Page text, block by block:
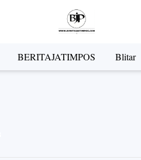
BERITAJATIMPOS Blitar